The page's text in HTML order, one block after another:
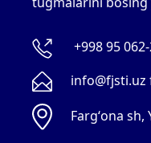
+998 95
info@fjsti.uz
Fargʻona